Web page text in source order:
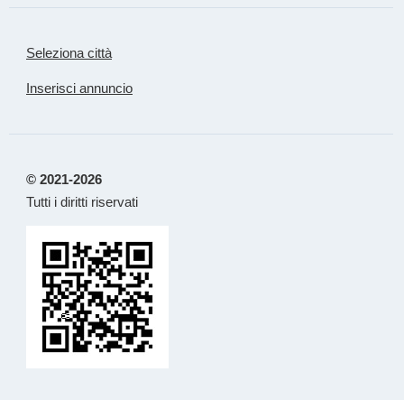
Seleziona città
Inserisci annuncio
© 2021-2026
Tutti i diritti riservati